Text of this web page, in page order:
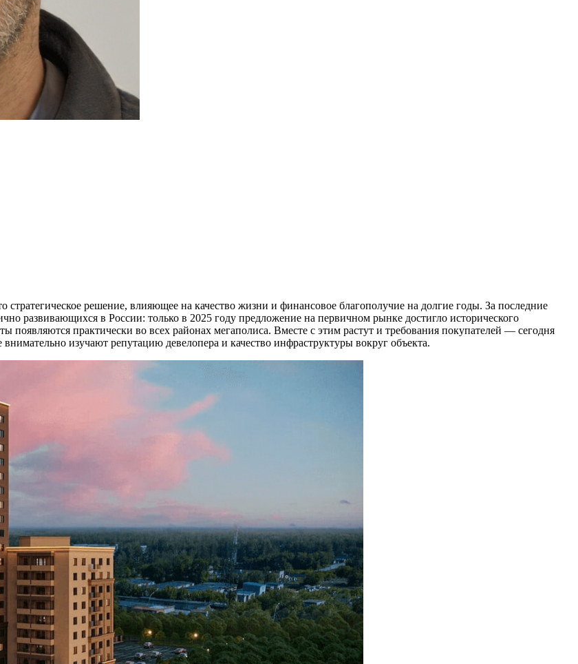
решение, влияющее на качество жизни и финансовое благополучие на долгие годы. За последние
развивающихся в России: только в 2025 году предложение на первичном рынке достигло исторического
появляются практически во всех районах мегаполиса. Вместе с этим растут и требования покупателей — сегодня
изучают репутацию девелопера и качество инфраструктуры вокруг объекта.